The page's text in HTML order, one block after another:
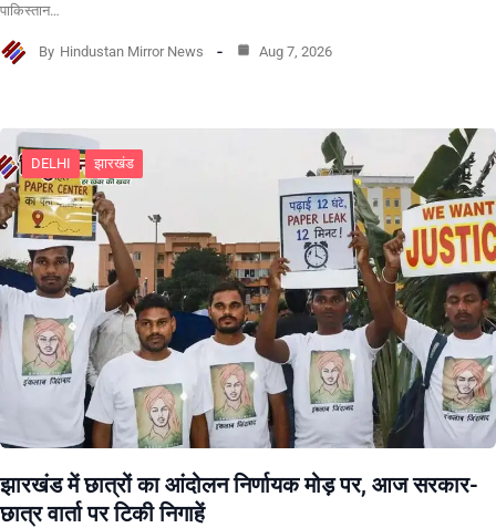
पाकिस्तान…
By Hindustan Mirror News Aug 7, 2026
DELHI झारखंड
झारखंड में छात्रों का आंदोलन निर्णायक मोड़ पर, आज सरकार-
छात्र वार्ता पर टिकी निगाहें